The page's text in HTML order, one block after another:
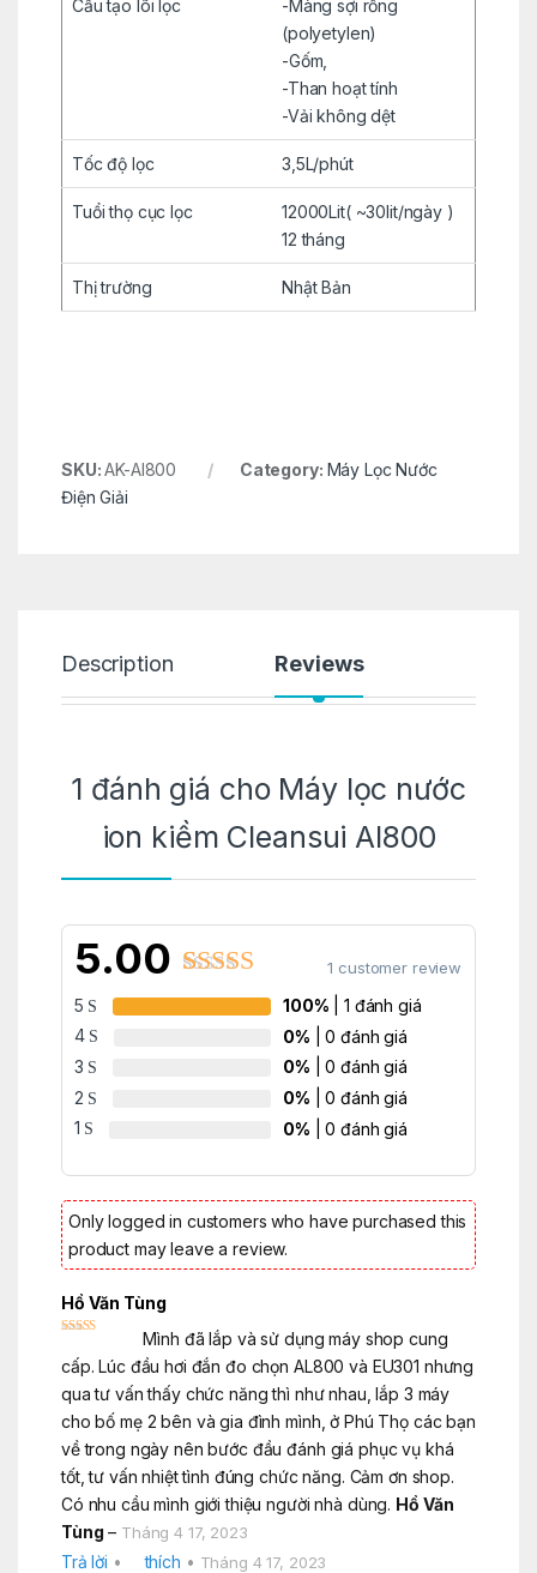
Cấu tạo lõi lọc
-Màng sợi rỗng
(polyetylen)
-Gốm,
-Than hoạt tính
-Vải không dệt
Tốc độ lọc 3,5L/phút
Tuổi thọ cục lọc
12000Lit( ~30lit/ngày )
12 tháng
Thị trường Nhật Bản
SKU:AK-Al800 Category: Máy Lọc Nước
Điện Giải
Description Reviews
1 đánh giá cho Máy lọc nước
ion kiềm Cleansui Al800
5.00
Rated5.00
1
1 customer review
5 100% | 1 đánh giá
4
0% | 0 đánh giá
3
0% | 0 đánh giá
2
0% | 0 đánh giá
1
0% | 0 đánh giá
Only logged in customers who have purchased this
product may leave a review.
Hồ Văn Tùng
of 5
Mình đã lắp và sử dụng máy shop cung
cấp. Lúc đầu hơi đắn đo chọn AL800 và EU301 nhưng
qua tư vấn thấy chức năng thì như nhau, lắp 3 máy
cho bố mẹ 2 bên và gia đình mình, ở Phú Thọ các bạn
về trong ngày nên bước đầu đánh giá phục vụ khá
tốt, tư vấn nhiệt tình đúng chức năng. Cảm ơn shop.
Có nhu cầu mình giới thiệu người nhà dùng. Hồ Văn
Tùng – Tháng 4 17, 2023
Trả lời • thích • Tháng 4 17, 2023